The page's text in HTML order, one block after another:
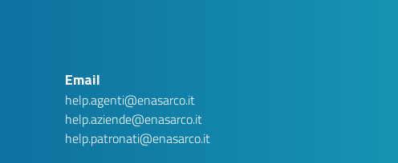
Email
help.agenti@enasarco.it
help.aziende@enasarco.it
help.patronati@enasarco.it